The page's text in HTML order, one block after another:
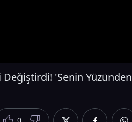
Değiştirdi! 'Senin Yüzünden